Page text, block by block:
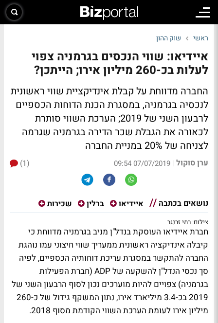
ראשי שוק ההון
איידיאו: שווי הנכסים בגרמניה צפוי
לעלות בכ-260 מיליון אירו; הייתכן?
החברה מדווחת על קבלת אינדיקציית שווי ראשונית
לנכסיה בגרמניה, במסגרת הכנת הדוחות הכספיים
לרבעון השני של 2019; הערכת השווי סותרת
לכאורה את הגבלת שכר הדירה בגרמניה שגרמה
לצניחה של 20% במניית החברה
ערן סוקול |
07/07/2019 09:54
(1)
נושאים בכתבה איידיאו ברלין שכירות
צילום: רמי זרנגר
חברת איידיאו העוסקת בנדל"ן מניב בגרמניה מדווחת כי
קיבלה אינדיקציה ראשונית ממעריך שווי חיצוני עמו נוהגת
החברה להתקשר במסגרת עריכת דוחותיה הכספיים, לפיה
סך נכסי הנדל"ן להשקעה של ADP (חברת הפעילות
בגרמניה) צפויים להיות מוערכים נכון לסוף הרבעון השני של
2019 בכ-3.4 מיליארד אירו, נתון המשקף גידול של כ-260
מיליון אירו לעומת הערכת השווי הקודמת מסוף 2018.